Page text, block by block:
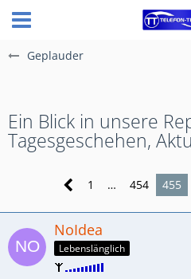
Geplauder
Ein Blick in unsere
Tagesgeschehen,
1 … 454 455
NoIdea
Lebenslänglich